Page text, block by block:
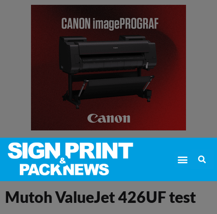
Mutoh ValueJet 426UF test